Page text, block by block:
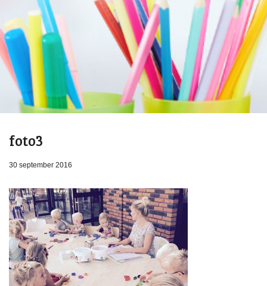
foto3
30 september 2016